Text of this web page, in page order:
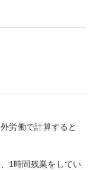
労働で計算すると
1時間残業をしてい